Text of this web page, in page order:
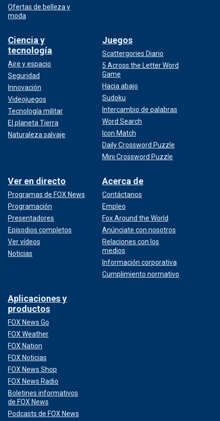
Ofertas de belleza y
moda
Ciencia y
tecnología
Aire y espacio
Seguridad
Innovación
Videojuegos
Tecnología militar
El planeta Tierra
Naturaleza salvaje
Juegos
Scattergories Diario
5 Across the Letter Word
Game
Hacia abajo
Sudoku
Intercambio de palabras
Word Search
Icon Match
Daily Crossword Puzzle
Mini Crossword Puzzle
Ver en directo
Programas de FOX News
Programación
Presentadores
Episodios completos
Ver vídeos
Noticias
Acerca de
Contáctanos
Empleo
Fox Around the World
Anúnciate con nosotros
Relaciones con los
medios
Información corporativa
Cumplimiento normativo
Aplicaciones y
productos
FOX News Go
FOX Weather
FOX Nation
FOX Noticias
FOX News Shop
FOX News Radio
Boletines informativos
de FOX News
Podcasts de FOX News